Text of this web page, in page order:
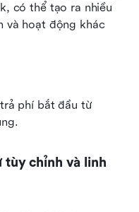
có thể tạo ra nhiều
và hoạt động khác
phí bắt đầu từ
tùy chỉnh và linh